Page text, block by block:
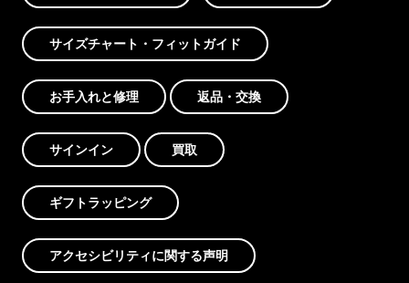
サイズチャート・フィットガイド
お手入れと修理 返品・交換
サインイン 買取
ギフトラッピング
アクセシビリティに関する声明